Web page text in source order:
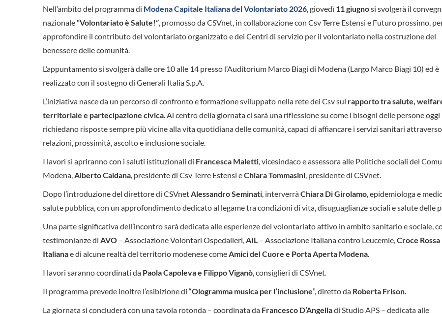
Nell’ambito del programma di Modena Capitale Italiana del Volontariato 2026, giovedì 11 giugnosi svolgerà il
nazionale“Volontariato è Salute!”, promosso da CSVnet, in collaborazione con Csv Terre Estensi e Futuro prossimo,
approfondire il contributo del volontariato organizzato e dei Centri di servizio per il volontariato nella costruzione del
benessere delle comunità.
L’appuntamento si svolgerà dalle ore 10 alle 14 presso l’Auditorium Marco Biagi di Modena (Largo Marco Biagi 10) ed è
realizzato con il sostegno di Generali Italia S.p.A.
L’iniziativa nasce da un percorso di confronto e formazione sviluppato nella rete dei Csv sul rapporto tra salute,
territoriale e partecipazione civica. Al centro della giornata ci sarà una riflessione su come i bisogni delle persone oggi
richiedano risposte sempre più vicine alla vita quotidiana delle comunità, capaci di affiancare i servizi sanitari attraverso
relazioni, prossimità, ascolto e inclusione sociale.
I lavori si apriranno con i saluti istituzionali di Francesca Maletti, vicesindaco e assessora alle Politiche sociali del
Modena,Alberto Caldana, presidente di Csv Terre Estensi eChiara Tommasini, presidente di CSVnet.
Dopo l’introduzione del direttore di CSVnetAlessandro Seminati, interverràChiara Di Girolamo, epidemiologa e
salute pubblica, con un approfondimento dedicato al legame tra condizioni di vita, disuguaglianze sociali e salute delle
Una parte significativa dell’incontro sarà dedicata alle esperienze del volontariato attivo in ambito sanitario e sociale,
testimonianze di AVO – Associazione Volontari Ospedalieri,AIL – Associazione Italiana contro Leucemie,Croce Rossa
Italianae di alcune realtà del territorio modenese comeAmici del Cuore e Porta Aperta Modena.
I lavori saranno coordinati da Paola Capoleva e Filippo Viganò, consiglieri di CSVnet.
Il programma prevede inoltre l’esibizione di “Ologramma musica per l’inclusione”, diretto da Roberta Frison.
La giornata si concluderà con una tavola rotonda – coordinata da Francesco D’Angelladi Studio APS – dedicata alle